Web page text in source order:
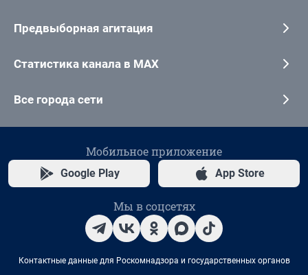
Предвыборная агитация
Статистика канала в MAX
Все города сети
Мобильное приложение
Google Play App Store
Мы в соцсетях
Контактные данные для Роскомнадзора и государственных органов